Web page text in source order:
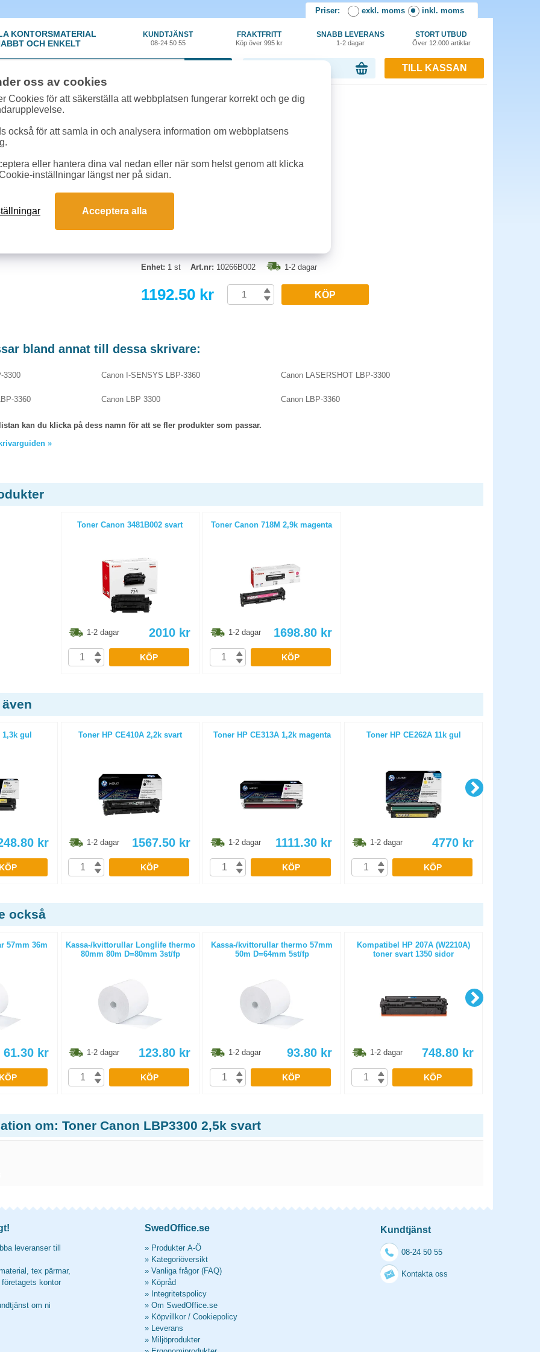
Priser: exkl. moms inkl. moms
KONTORSMATERIAL
OCH ENKELT
KUNDTJÄNST
08-24 50 55
FRAKTFRITT
Köp över 995 kr
SNABB LEVERANS
1-2 dagar
STORT UTBUD
Över 12.000 artiklar
TILL KASSAN
Förbrukning»Toner Canon» Toner Canon LBP3300 2,5k svart
Toner Canon LBP3300 2,5k svart
Enhet: 1 st Art.nr: 10266B002 1-2 dagar
1192.50 kr KÖP
bland annat till dessa skrivare:
3300 Canon I-SENSYS LBP-3360 Canon LASERSHOT LBP-3300
3360 Canon LBP 3300 Canon LBP-3360
kan du klicka på dess namn för att se fler produkter som passar.
»
Toner Canon 3481B002 svart
1-2 dagar 2010 kr
KÖP
Toner Canon 718M 2,9k magenta
1-2 dagar 1698.80 kr
KÖP
gul
kr
KÖP
Toner HP CE410A 2,2k svart
1-2 dagar 1567.50 kr
KÖP
Toner HP CE313A 1,2k magenta
1-2 dagar 1111.30 kr
KÖP
Toner HP CE262A 11k gul
1-2 dagar 4770 kr
KÖP
också
57mm 36m
61.30 kr
KÖP
Kassa-/kvittorullar Longlife thermo
80mm 80m D=80mm 3st/fp
1-2 dagar 123.80 kr
KÖP
Kassa-/kvittorullar thermo 57mm
50m D=64mm 5st/fp
1-2 dagar 93.80 kr
KÖP
Kompatibel HP 207A (W2210A)
toner svart 1350 sidor
1-2 dagar 748.80 kr
KÖP
om: Toner Canon LBP3300 2,5k svart
leveranser till
tex pärmar,
kontor
om ni
SwedOffice.se
» Produkter A-Ö
» Kategoriöversikt
» Vanliga frågor (FAQ)
» Köpråd
» Integritetspolicy
» Om SwedOffice.se
» Köpvillkor / Cookiepolicy
» Leverans
» Miljöprodukter
Kundtjänst
08-24 50 55
Kontakta oss
oss av cookies
Cookies för att säkerställa att webbplatsen fungerar korrekt och ge dig
också för att samla in och analysera information om webbplatsens
eller hantera dina val nedan eller när som helst genom att klicka
inställningar längst ner på sidan.
Acceptera alla